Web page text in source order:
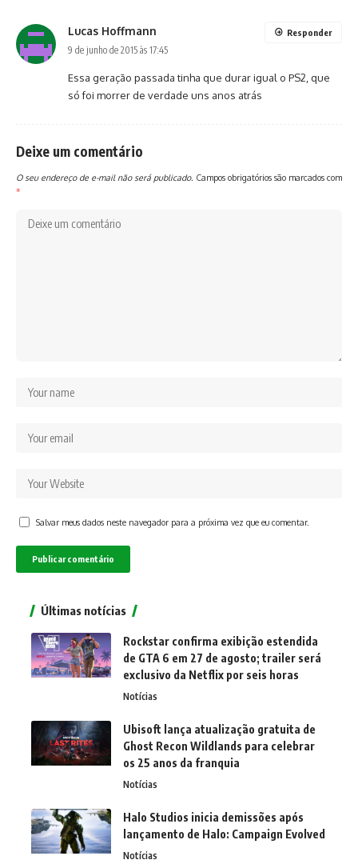
Lucas Hoffmann
9 de junho de 2015 às 17:45
Essa geração passada tinha que durar igual o PS2, que
só foi morrer de verdade uns anos atrás
Responder
Deixe um comentário
O seu endereço de e-mail não será publicado. Campos obrigatórios são marcados com
*
Salvar meus dados neste navegador para a próxima vez que eu comentar.
Últimas notícias
Rockstar confirma exibição estendida
de GTA 6 em 27 de agosto; trailer será
exclusivo da Netflix por seis horas
Notícias
Ubisoft lança atualização gratuita de
Ghost Recon Wildlands para celebrar
os 25 anos da franquia
Notícias
Halo Studios inicia demissões após
lançamento de Halo: Campaign Evolved
Notícias